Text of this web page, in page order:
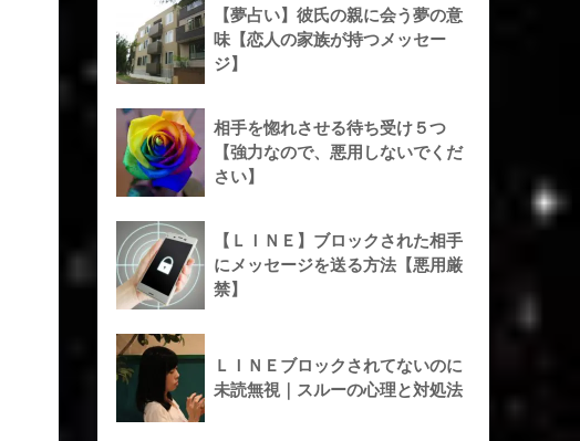
【夢占い】彼氏の親に会う夢の意
味【恋人の家族が持つメッセー
ジ】
相手を惚れさせる待ち受け５つ
【強力なので、悪用しないでくだ
さい】
【ＬＩＮＥ】ブロックされた相手
にメッセージを送る方法【悪用厳
禁】
ＬＩＮＥブロックされてないのに
未読無視｜スルーの心理と対処法